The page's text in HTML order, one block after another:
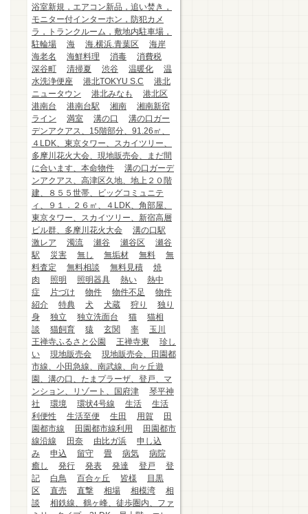
浴室新規，エアコン新品，追い焚き，
モニター付インターホン，防犯カメ
ラ，トランクルーム，敷地内駐車場，
駐輪場
海 海.横浜.青葉区
海岸
海老名
海鮮料理 消毒
消費税
深谷町
清掃夏 渋谷 温暖化
温
水洗浄便座
港北TOKYU S.C
港北
ニュータウン
港北みなも
港北区
港南台
港南台駅 湘南
湘南新宿
ライン
満室 溝の口
溝の口ガー
デンアクアス、15階部分、91.26㎡、
４LDK、東京タワー、スカイツリー、
多摩川花火大会、現地販売会、まだ間
に合います、本命物件
溝の口ガーデ
ンアクアス、高津区久地、地上２０階
建、８５５世帯、ビッグコミュニテ
ィ、９１．２６㎡、４LDK、角部屋、
東京タワー、スカイツリー、新宿高層
ビル群、多摩川花火大会
溝の口駅
激レア
濁流 瀬谷 瀬谷区
瀬谷
駅
災害 無し 無垢材 無料
無
料査定
無料相談 無料見積
焼
肉
照明 照明器具 熱い
熱中
症
片づけ 物件 物件不足
物件
紹介
特典 犬 犬蔵 狩り
独り
身
独立 独立洗面台 猫
猫相
談
猫飼育 猿 玄関 率
玉川
王禅寺ふるさと公園
王禅寺東
珍し
い
現地販売会
現地販売会、田園都
市線、小田急線、南武線、向ヶ丘遊
園、溝の口、たまプラーザ、登戸、マ
ンション、リゾート、国府津
琴平神
社
環境 環状4号線 生活
生活
利便性
生活至便 生田 用賀
田
園都市線
田園都市線利用
田園都市
線沿線
田奈 由比ガ浜
申し込
み
申込 留守 畳 病気
病院
癒し
発行 発表 発達 登戸
登
記
白鳥 百合ヶ丘 皆様
目黒
区
直売 直撃 相場 相模湾
相
談
相鉄線、鶴ヶ峰、徒歩圏内、ファ